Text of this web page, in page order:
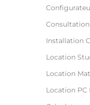
Installation
Location
Location
Location PC